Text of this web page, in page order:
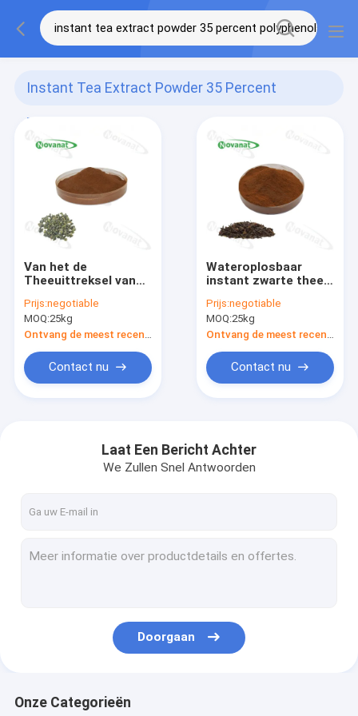
Instant Tea Extract Powder 35 Percent
Polyphenols
Van het de
Theeuittreksel van
Onmiddellijke het
Poeder35% maken
Polyphenols/het
Gewichtsverlies/Etiket
schoon
Prijs:negotiable
MOQ:25kg
Contact nu
Wateroplosbaar
instant zwarte thee-
-35% polyfenolen /
schoon label
Prijs:negotiable
MOQ:25kg
Contact nu
Laat Een Bericht Achter
We Zullen Snel Antwoorden
Doorgaan
Onze Categorieën